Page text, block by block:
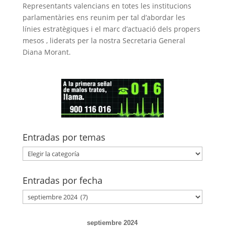
Representants valencians en totes les institucions
parlamentàries ens reunim per tal d’abordar les
línies estratègiques i el marc d’actuació dels propers
mesos , liderats per la nostra Secretaria General
Diana Morant.
Entradas por temas
Entradas
por
Entradas por fecha
Entradas
por
septiembre 2024